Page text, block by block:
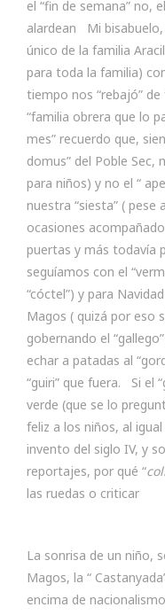
el “fin de semana” no,
alardean Mi bisabuelo,
único de la familia
para toda la familia)
tiempo nos “rebajó”
“familia obrera que lo
mes” recuerdo que,
domus” del Poble Sec,
para niños) y no el “
nuestra “siesta” (
ocasiones
puertas y más todavía
seguíamos con el
“cóctel”) y para
Magos ( quizá por eso
gobernando el
echar a patadas al
“guiri” que fuera. Si el
verde (que se lo
feliz a los niños, al
invento del siglo IV, y
reportajes, por qué “
las ruedas o criticar
La sonrisa de un niño,
Magos, la “
encima de